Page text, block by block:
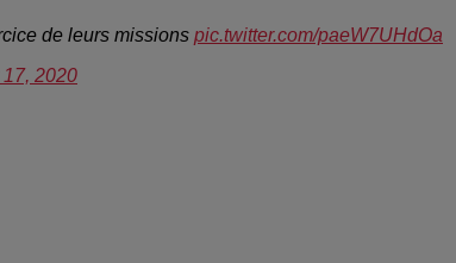
de leurs missions pic.twitter.com/paeW7UHdOa
2020